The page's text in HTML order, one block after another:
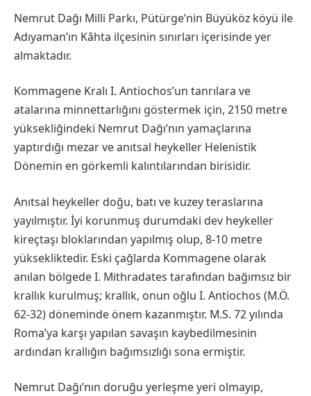
Nemrut Dağı Milli Parkı, Pütürge’nin Büyüköz köyü ile
Adıyaman’ın Kâhta ilçesinin sınırları içerisinde yer
almaktadır.
Kommagene Kralı I. Antiochos’un tanrılara ve
atalarına minnettarlığını göstermek için, 2150 metre
yüksekliğindeki Nemrut Dağı’nın yamaçlarına
yaptırdığı mezar ve anıtsal heykeller Helenistik
Dönemin en görkemli kalıntılarından birisidir.
Anıtsal heykeller doğu, batı ve kuzey teraslarına
yayılmıştır. İyi korunmuş durumdaki dev heykeller
kireçtaşı bloklarından yapılmış olup, 8-10 metre
yüksekliktedir. Eski çağlarda Kommagene olarak
anılan bölgede I. Mithradates tarafından bağımsız bir
krallık kurulmuş; krallık, onun oğlu I. Antiochos (M.Ö.
62-32) döneminde önem kazanmıştır. M.S. 72 yılında
Roma’ya karşı yapılan savaşın kaybedilmesinin
ardından krallığın bağımsızlığı sona ermiştir.
Nemrut Dağı’nın doruğu yerleşme yeri olmayıp,